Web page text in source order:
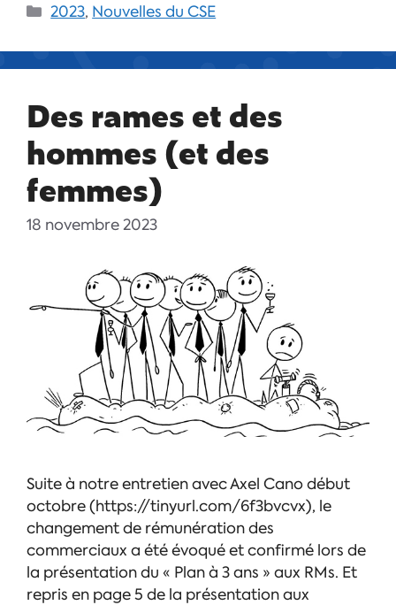
2023, Nouvelles du CSE
Des rames et des
hommes (et des
femmes)
18 novembre 2023
Suite à notre entretien avec Axel Cano début
octobre (https://tinyurl.com/6f3bvcvx), le
changement de rémunération des
commerciaux a été évoqué et confirmé lors de
la présentation du « Plan à 3 ans » aux RMs. Et
repris en page 5 de la présentation aux